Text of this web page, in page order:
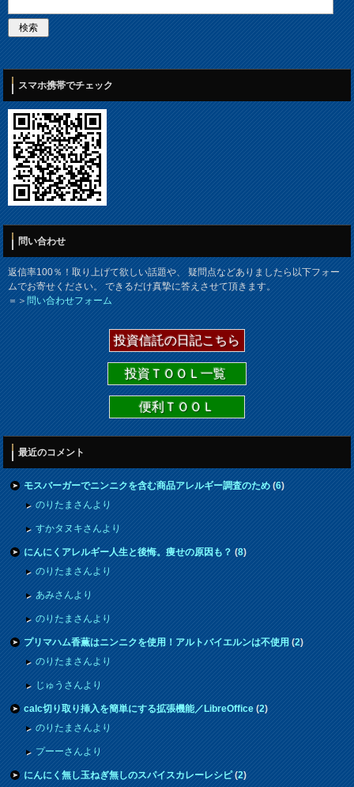
スマホ携帯でチェック
問い合わせ
返信率100％！取り上げて欲しい話題や、 疑問点などありましたら以下フォー
ムでお寄せください。 できるだけ真摯に答えさせて頂きます。
＝＞問い合わせフォーム
投資信託の日記こちら
投資ＴＯＯＬ一覧
便利ＴＯＯＬ
最近のコメント
モスバーガーでニンニクを含む商品アレルギー調査のため(6)
のりたまさんより
すかタヌキさんより
にんにくアレルギー人生と後悔。痩せの原因も？(8)
のりたまさんより
あみさんより
のりたまさんより
プリマハム香薫はニンニクを使用！アルトバイエルンは不使用(2)
のりたまさんより
じゅうさんより
calc切り取り挿入を簡単にする拡張機能／LibreOffice(2)
のりたまさんより
プーーさんより
にんにく無し玉ねぎ無しのスパイスカレーレシピ(2)